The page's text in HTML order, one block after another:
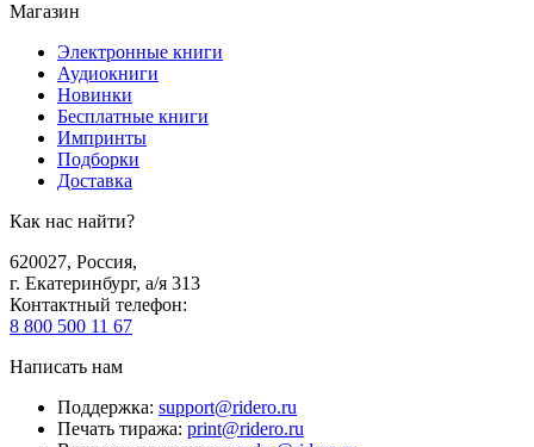
Магазин
Электронные книги
Аудиокниги
Новинки
Бесплатные книги
Импринты
Подборки
Доставка
Как нас найти?
620027, Россия,
г. Екатеринбург, а/я 313
Контактный телефон:
8 800 500 11 67
Написать нам
Поддержка: support@ridero.ru
Печать тиража: print@ridero.ru